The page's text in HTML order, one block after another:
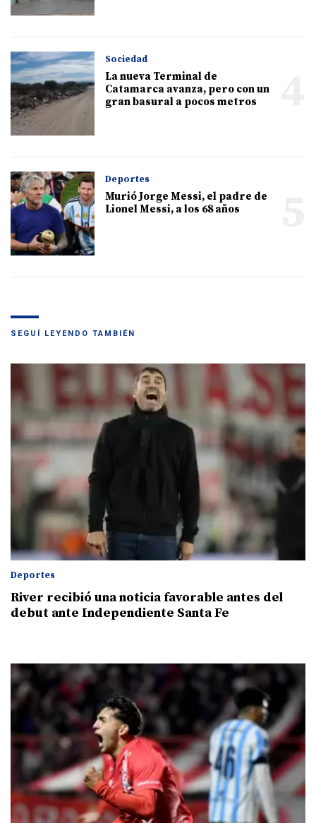
Sociedad
La nueva Terminal de
Catamarca avanza, pero con un
gran basural a pocos metros
Deportes
Murió Jorge Messi, el padre de
Lionel Messi, a los 68 años
SEGUÍ LEYENDO TAMBIÉN
Deportes
River recibió una noticia favorable antes del
debut ante Independiente Santa Fe